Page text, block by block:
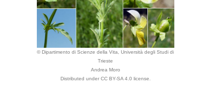
© Dipartimento di Scienze della Vita, Università degli Studi di
Trieste
Andrea Moro
Distributed under CC BY-SA 4.0 license.